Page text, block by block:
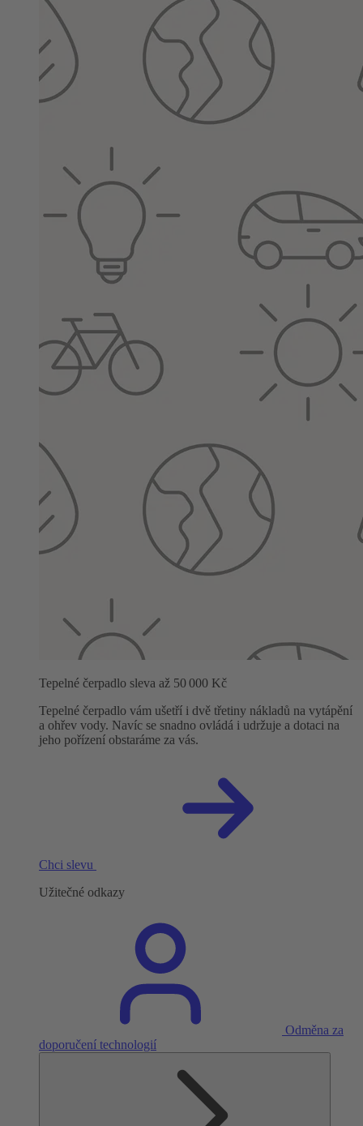
Tepelné čerpadlo sleva až 50 000 Kč
Tepelné čerpadlo vám ušetří i dvě třetiny nákladů na vytápění
a ohřev vody. Navíc se snadno ovládá i udržuje a dotaci na
jeho pořízení obstaráme za vás.
Chci slevu
Užitečné odkazy
Odměna za
doporučení technologií